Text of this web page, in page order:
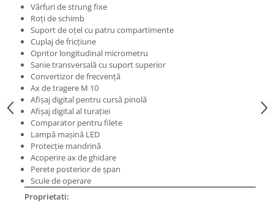
Masini electrice de filetat
Exhaustor pentru aschii metal
Masini de gaurit cu talpa
magnetica
Instalatii de spalare a pieselor
Lame de ferastrau cu varf din
carbura
Lame de ferăstrău cu acoperire
TiN
Panze de taiere cu banda verticala
Panze de taiere metal pentru
ferastraie
Roti de lustruit
Standuri pentru ferăstraie cu
bandă
Standuri pentru mașini de găurit și
frezat
Standuri pentru mașini de șlefuit
Vârfuri de strung fixe
Roţi de schimb
Suport de oţel cu patru compartimente
Cuplaj de fricţiune
Opritor longitudinal micrometru
Sanie transversală cu suport superior
Convertizor de frecvenţă
Ax de tragere M 10
Afişaj digital pentru cursă pinolă
Afişaj digital al turaţiei
Comparator pentru filete
Lampă maşină LED
Protecţie mandrină
Acoperire ax de ghidare
Perete posterior de şpan
Scule de operare
Proprietati: